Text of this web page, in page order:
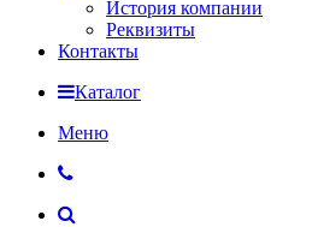
История компании
Реквизиты
Контакты
Каталог
Меню